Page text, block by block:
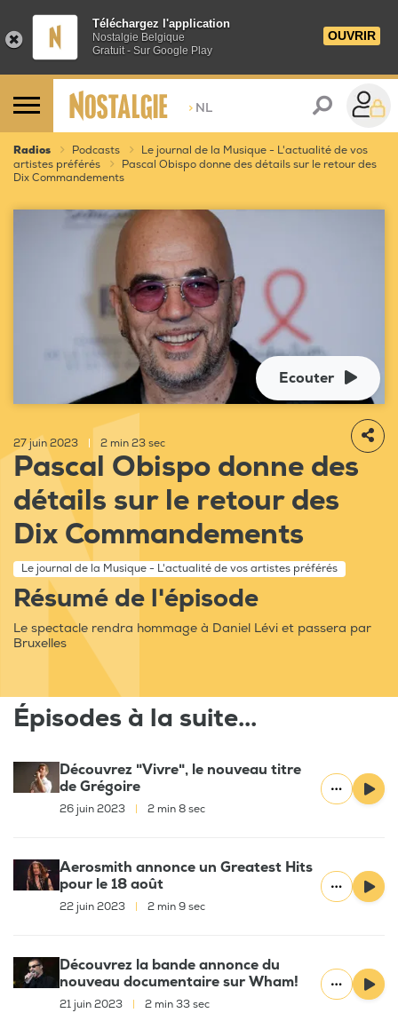
Téléchargez l'application
Nostalgie Belgique
Gratuit - Sur Google Play
OUVRIR
> NL
Radios Podcasts
Le journal de la Musique - L'actualité de vos
artistes préférés
Pascal Obispo donne des détails sur le retour des
Dix Commandements
Ecouter
27 juin 2023 2 min 23 sec
Pascal Obispo donne des
détails sur le retour des
Dix Commandements
Le journal de la Musique - L'actualité de vos artistes préférés
Résumé de l'épisode
Le spectacle rendra hommage à Daniel Lévi et passera par
Bruxelles
Épisodes à la suite...
Découvrez "Vivre", le nouveau titre
de Grégoire
26 juin 2023 2 min 8 sec
Aerosmith annonce un Greatest Hits
pour le 18 août
22 juin 2023 2 min 9 sec
Découvrez la bande annonce du
nouveau documentaire sur Wham!
21 juin 2023 2 min 33 sec